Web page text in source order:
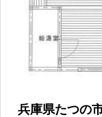
兵庫県たつの